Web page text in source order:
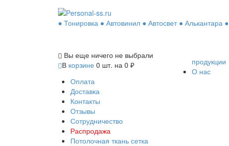
● Тонировка ● Автовинил ● Автосвет ● Алькантара ●
Вы еще ничего не выбрали
В корзине 0 шт. на 0 ₽
продукции
О нас
Оплата
Доставка
Контакты
Отзывы
Сотрудничество
Распродажа
Потолочная ткань сетка